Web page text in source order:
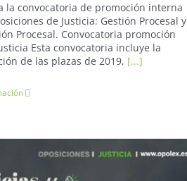
la convocatoria de promoción interna
de Justicia: Gestión Procesal y
Procesal. Convocatoria promoción
Esta convocatoria incluye la
de las plazas de 2019, [...]